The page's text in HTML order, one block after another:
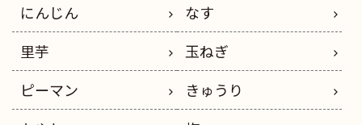
にんじん
なす
里芋
玉ねぎ
ピーマン
きゅうり